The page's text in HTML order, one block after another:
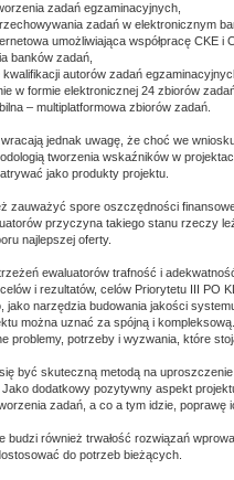
zadań egzaminacyjnych,
zadań w elektronicznym
umożliwiająca współpracę CKE
banków zadań,
kwalifikacji autorów zadań
w formie elektronicznej 24 zbiorów
– multiplatformowa zbiorów zadań.
jednak uwagę, że choć we
tworzenia wskaźników w
jako produkty projektu.
zauważyć spore oszczędności
przyczyna takiego stanu rzeczy
najlepszej oferty.
ewaluatorów trafność i
i rezultatów, celów Priorytetu III PO
jako narzędzia budowania jakości
można uznać za spójną i
problemy, potrzeby i wyzwania, które
być skuteczną metodą na
dodatkowy pozytywny aspekt
zadań, a co a tym idzie, poprawę
budzi również trwałość rozwiązań
do potrzeb bieżących.